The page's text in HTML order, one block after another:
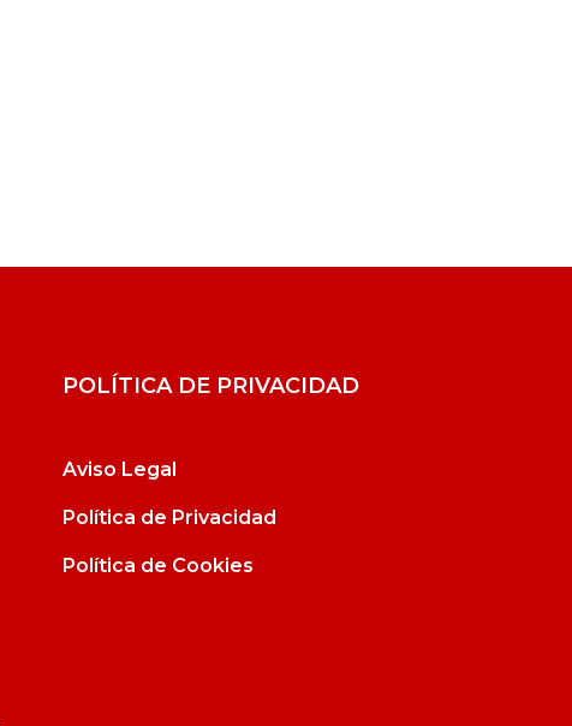
POLÍTICA DE PRIVACIDAD
Aviso Legal
Política de Privacidad
Política de Cookies